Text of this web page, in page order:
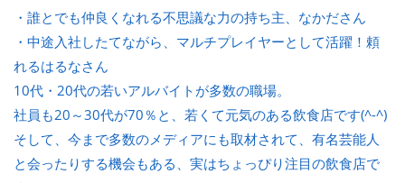
・誰とでも仲良くなれる不思議な力の持ち主、なかださん
・中途入社したてながら、マルチプレイヤーとして活躍！頼
れるはるなさん
10代・20代の若いアルバイトが多数の職場。
社員も20～30代が70％と、若くて元気のある飲食店です(^-^)
そして、今まで多数のメディアにも取材されて、有名芸能人
と会ったりする機会もある、実はちょっぴり注目の飲食店で